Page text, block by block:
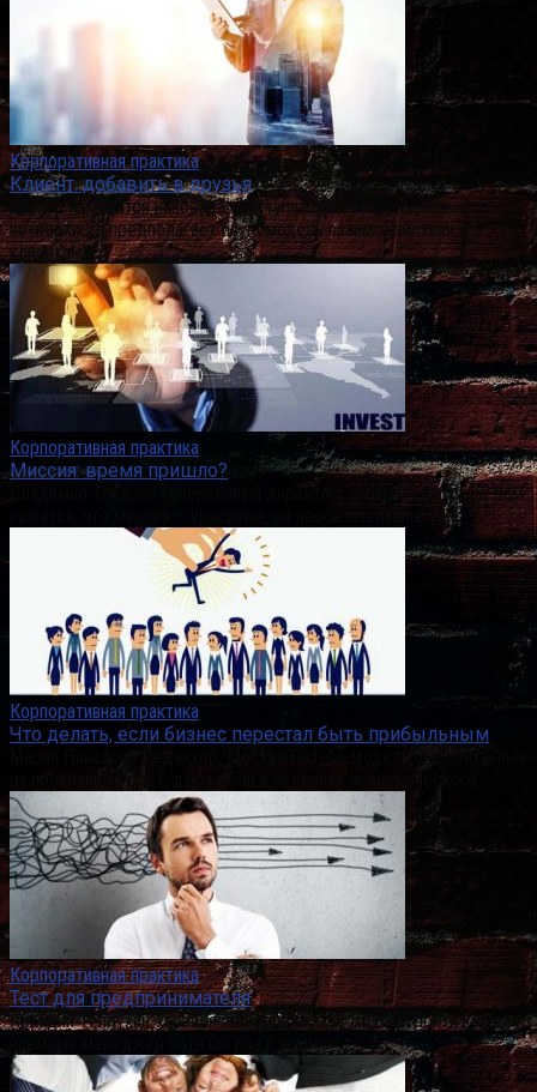
Корпоративная практика
Клиент. добавить в друзья
Бизнес изменится навсегда! Наступившая эпоха социального
нетворкинга предполагает иную модель взаимодействия с
клиентами –
Корпоративная практика
Миссия: время пришло?
Владимир Токарев Генеральный директор, Нижний Новгород Вам
Корпоративная практика
Что делать, если бизнес перестал быть прибыльным
Мария Пикалова Редактор, Москва Бизнес-модели, рассчитанные
на постоянный рост, дают сбой в условиях экономического
Корпоративная практика
Тест для предпринимателя
Аркадий Теплухин Управляющий директор, Другое Почти каждый
наемный менеджер хотя бы раз в жизни